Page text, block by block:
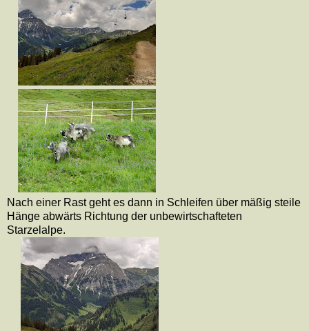
Nach einer Rast geht es dann in Schleifen über mäßig steile
Hänge abwärts Richtung der unbewirtschafteten
Starzelalpe.